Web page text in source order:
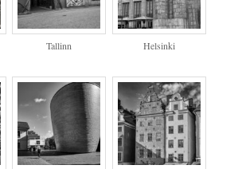
Tallinn Helsinki